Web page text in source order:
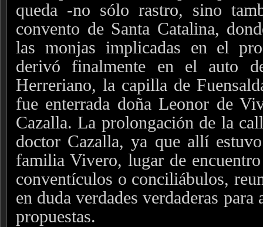
queda -no sólo rastro, sino
convento de Santa Catalina,
las monjas implicadas en el
derivó finalmente en el auto
Herreriano, la capilla de
fue enterrada doña Leonor de
Cazalla. La prolongación de la
doctor Cazalla, ya que allí
familia Vivero, lugar de
conventículos o conciliábulos,
en duda verdades verdaderas para
propuestas.